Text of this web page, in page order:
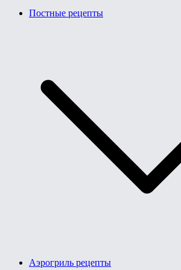
Постные рецепты
Аэрогриль рецепты